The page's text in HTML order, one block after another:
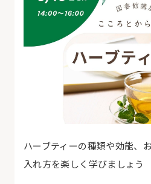
ハーブティーの種類や効能、
入れ方を楽しく学びましょう